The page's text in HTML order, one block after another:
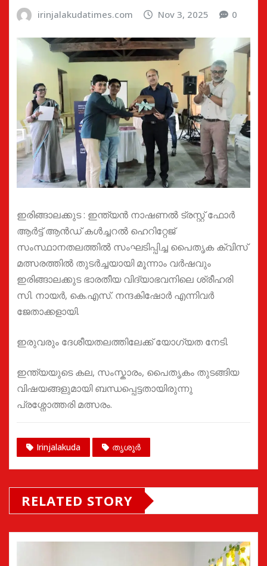
irinjalakudatimes.com Nov 3, 2025 0
ഇരിങ്ങാലക്കുട : ഇന്ത്യൻ നാഷണൽ ട്രസ്റ്റ്‌ ഫോർ
ആർട്ട്‌ ആൻഡ് കൾച്ചറൽ ഹെറിറ്റേജ്
സംസ്ഥാനതലത്തിൽ സംഘടിപ്പിച്ച പൈതൃക ക്വിസ്
മത്സരത്തിൽ തുടർച്ചയായി മൂന്നാം വർഷവും
ഇരിങ്ങാലക്കുട ഭാരതീയ വിദ്യാഭവനിലെ ശ്രീഹരി
സി. നായർ, കെ.എസ്. നന്ദകിഷോർ എന്നിവർ
ജേതാക്കളായി.
ഇരുവരും ദേശീയതലത്തിലേക്ക് യോഗ്യത നേടി.
ഇന്ത്യയുടെ കല, സംസ്കാരം, പൈതൃകം തുടങ്ങിയ
വിഷയങ്ങളുമായി ബന്ധപ്പെട്ടതായിരുന്നു
പ്രശ്നോത്തരി മത്സരം.
Irinjalakuda തൃശൂർ
RELATED STORY